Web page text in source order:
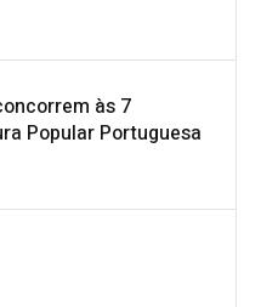
às 7
Popular Portuguesa